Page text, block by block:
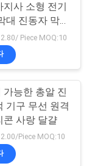
21
사 소형 전기
대 진동자 막대
Piece MOQ:10
가능한 총알 진
기구 무선 원격
콘 사랑 달걀
Piece MOQ:10